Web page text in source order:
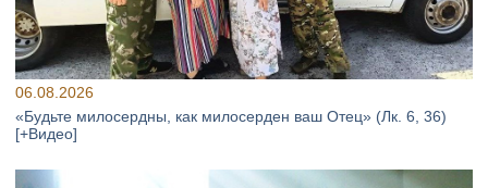
06.08.2026
«Будьте милосердны, как милосерден ваш Отец» (Лк. 6, 36)
[+Видео]